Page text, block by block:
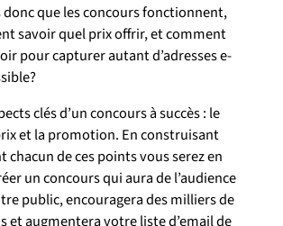
donc que les concours fonctionnent,
savoir quel prix offrir, et comment
pour capturer autant d’adresses e-
clés d’un concours à succès : le
et la promotion. En construisant
chacun de ces points vous serez en
un concours qui aura de l’audience
public, encouragera des milliers de
et augmentera votre liste d’email de